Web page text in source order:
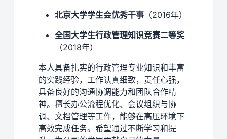
北京大学学生会优秀干事 （2016年）
全国大学生行政管理知识竞赛二等奖
（2018年）
本人具备扎实的行政管理专业知识和丰富
的实践经验，工作认真细致，责任心强，
具备良好的沟通协调能力和团队合作精
神。擅长办公流程优化、会议组织与协
调、文档管理等工作，能够在高压环境下
高效完成任务。希望通过不断学习和提